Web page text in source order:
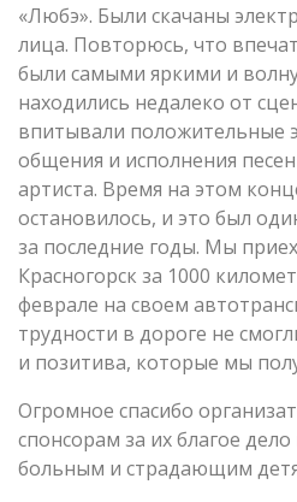
«Любэ». Были скачаны
лица. Повторюсь, что
были самыми яркими и
находились недалеко от
впитывали положительные
общения и исполнения
артиста. Время на этом
остановилось, и это был
за последние годы. Мы
Красногорск за 1000
феврале на своем
трудности в дороге не
и позитива, которые мы
Огромное спасибо
спонсорам за их благое
больным и страдающим